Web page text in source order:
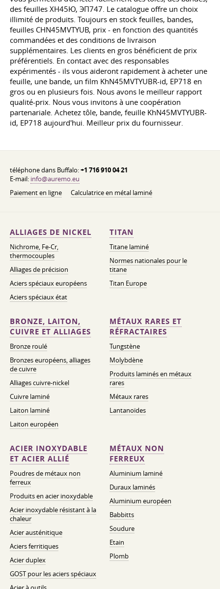
des feuilles ХН45Ю, ЭП747. Le catalogue offre un choix
illimité de produits. Toujours en stock feuilles, bandes,
feuilles CHN45MVTYUB, prix - en fonction des quantités
commandées et des conditions de livraison
supplémentaires. Les clients en gros bénéficient de prix
préférentiels. En contact avec des responsables
expérimentés - ils vous aideront rapidement à acheter une
feuille, une bande, un film KhN45MVTYUBR-id, EP718 en
gros ou en plusieurs fois. Nous avons le meilleur rapport
qualité-prix. Nous vous invitons à une coopération
partenariale. Achetez tôle, bande, feuille KhN45MVTYUBR-
id, EP718 aujourd'hui. Meilleur prix du fournisseur.
téléphone dans Buffalo:+1 716 910 04 21
E-mail: info@auremo.eu
Paiement en ligne
Calculatrice en métal laminé
ALLIAGES DE NICKEL
Nichrome, Fe-Cr,
thermocouples
Alliages de précision
Aciers spéciaux européens
Aciers spéciaux état
TITAN
Titane laminé
Normes nationales pour le
titane
Titan Europe
BRONZE, LAITON,
CUIVRE ET ALLIAGES
Bronze roulé
Bronzes européens, alliages
de cuivre
Alliages cuivre-nickel
Cuivre laminé
Laiton laminé
Laiton européen
MÉTAUX RARES ET
RÉFRACTAIRES
Tungstène
Molybdène
Produits laminés en métaux
rares
Métaux rares
Lantanoïdes
ACIER INOXYDABLE
ET ACIER ALLIÉ
Poudres de métaux non
ferreux
Produits en acier inoxydable
Acier inoxydable résistant à la
chaleur
Acier austénitique
Aciers ferritiques
Acier duplex
GOST pour les aciers spéciaux
MÉTAUX NON
FERREUX
Aluminium laminé
Duraux laminés
Aluminium européen
Babbitts
Soudure
Etain
Plomb